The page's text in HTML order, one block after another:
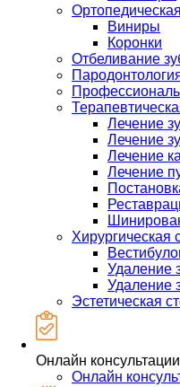
Виниры
Коронки
Отбеливание
Лечение
Лечение
Лечение
Лечение
Хирургическая
Удаление
Удаление
Эстетическая
Онлайн консультации
Онлайн